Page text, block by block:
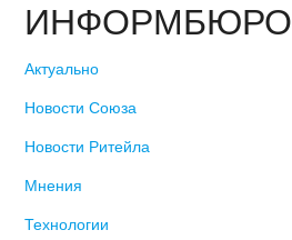
ИНФОРМБЮРО
Актуально
Новости Союза
Новости Ритейла
Мнения
Технологии